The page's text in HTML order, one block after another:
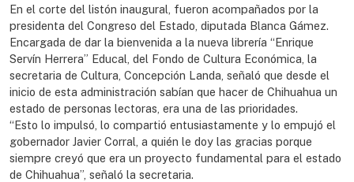
En el corte del listón inaugural, fueron acompañados por la
presidenta del Congreso del Estado, diputada Blanca Gámez.
Encargada de dar la bienvenida a la nueva librería “Enrique
Servín Herrera” Educal, del Fondo de Cultura Económica, la
secretaria de Cultura, Concepción Landa, señaló que desde el
inicio de esta administración sabían que hacer de Chihuahua un
estado de personas lectoras, era una de las prioridades.
“Esto lo impulsó, lo compartió entusiastamente y lo empujó el
gobernador Javier Corral, a quién le doy las gracias porque
siempre creyó que era un proyecto fundamental para el estado
de Chihuahua”, señaló la secretaria.